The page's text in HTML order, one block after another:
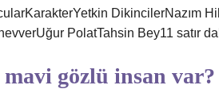
DikincilerNazım
PolatTahsin Bey11 satır
gözlü insan var?